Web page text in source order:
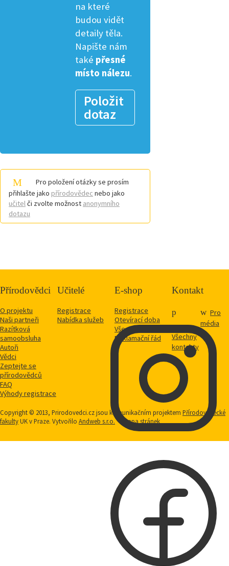
na které
budou vidět
detaily těla.
Napište nám
také přesné
místo nálezu.
Položit
dotaz
Pro položení otázky se prosím
přihlašte jako přírodovědec nebo jako
učitelči zvolte možnost anonymního
dotazu
Přírodovědci
O projektu
Naši partneři
Razítková
samoobsluha
Autoři
Vědci
Zeptejte se
přírodovědců
FAQ
Výhody registrace
Učitelé
Registrace
Nabídka služeb
E-shop
Registrace
Otevírací doba
Vše o nákupu
Reklamační řád
Kontakt
Všechny
kontakty
Pro
média
Copyright © 2013, Prirodovedci.cz jsou komunikačním projektem Přírodovědecké
fakultyUK v Praze. Vytvořilo Andweb s.r.o. Mapa stránek